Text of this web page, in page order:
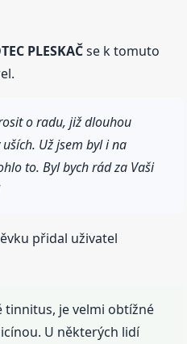
PLESKAČse k tomuto
o radu, již dlouhou
Už jsem byl i na
to. Byl bych rád za Vaši
přidal uživatel
tinnitus, je velmi obtížné
U některých lidí